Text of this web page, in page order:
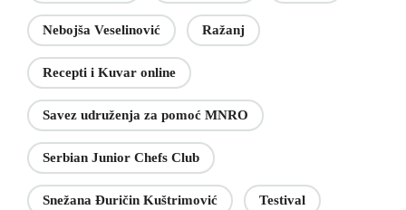
Nebojša Veselinović Ražanj
Recepti i Kuvar online
Savez udruženja za pomoć MNRO
Serbian Junior Chefs Club
Snežana Đuričin Kuštrimović Testival